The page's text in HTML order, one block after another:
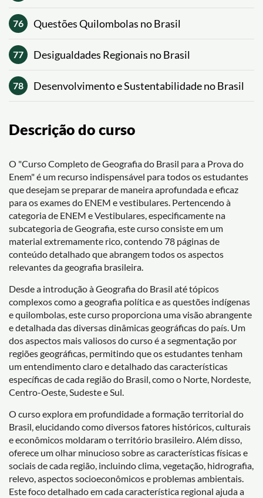
76 Questões Quilombolas no Brasil
77 Desigualdades Regionais no Brasil
78 Desenvolvimento e Sustentabilidade no Brasil
Descrição do curso
O "Curso Completo de Geografia do Brasil para a Prova do
Enem" é um recurso indispensável para todos os estudantes
que desejam se preparar de maneira aprofundada e eficaz
para os exames do ENEM e vestibulares. Pertencendo à
categoria de ENEM e Vestibulares, especificamente na
subcategoria de Geografia, este curso consiste em um
material extremamente rico, contendo 78 páginas de
conteúdo detalhado que abrangem todos os aspectos
relevantes da geografia brasileira.
Desde a introdução à Geografia do Brasil até tópicos
complexos como a geografia política e as questões indígenas
e quilombolas, este curso proporciona uma visão abrangente
e detalhada das diversas dinâmicas geográficas do país. Um
dos aspectos mais valiosos do curso é a segmentação por
regiões geográficas, permitindo que os estudantes tenham
um entendimento claro e detalhado das características
específicas de cada região do Brasil, como o Norte, Nordeste,
Centro-Oeste, Sudeste e Sul.
O curso explora em profundidade a formação territorial do
Brasil, elucidando como diversos fatores históricos, culturais
e econômicos moldaram o território brasileiro. Além disso,
oferece um olhar minucioso sobre as características físicas e
sociais de cada região, incluindo clima, vegetação, hidrografia,
relevo, aspectos socioeconômicos e problemas ambientais.
Este foco detalhado em cada característica regional ajuda a